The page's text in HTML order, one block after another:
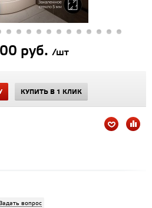
руб. /шт
КУПИТЬ В 1 КЛИК
вопрос